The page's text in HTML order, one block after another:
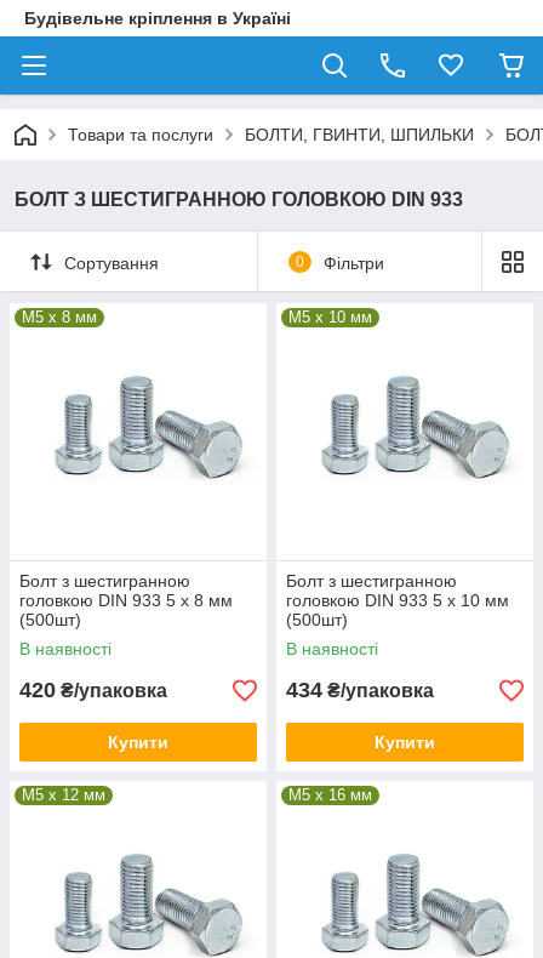
Будівельне кріплення в Україні
Товари та послуги БОЛТИ, ГВИНТИ, ШПИЛЬКИ
БОЛТ З ШЕСТИГРАННОЮ ГОЛОВКОЮ DIN 933
Сортування 0 Фільтри
М5 x 8 мм
Болт з шестигранною
головкою DIN 933 5 х 8 мм
(500шт)
В наявності
420 ₴/упаковка
Купити
М5 x 10 мм
Болт з шестигранною
головкою DIN 933 5 х 10 мм
(500шт)
В наявності
434 ₴/упаковка
Купити
М5 x 12 мм М5 x 16 мм